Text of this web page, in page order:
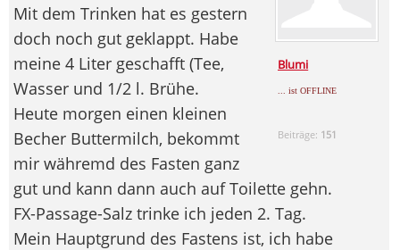
Blumi
... ist OFFLINE
Beiträge: 151
Mit dem Trinken hat es gestern
doch noch gut geklappt. Habe
meine 4 Liter geschafft (Tee,
Wasser und 1/2 l. Brühe.
Heute morgen einen kleinen
Becher Buttermilch, bekommt
mir währemd des Fasten ganz
gut und kann dann auch auf Toilette gehn.
FX-Passage-Salz trinke ich jeden 2. Tag.
Mein Hauptgrund des Fastens ist, ich habe